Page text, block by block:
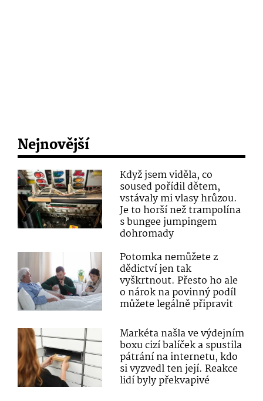
Nejnovější
Když jsem viděla, co
soused pořídil dětem,
vstávaly mi vlasy hrůzou.
Je to horší než trampolína
s bungee jumpingem
dohromady
Potomka nemůžete z
dědictví jen tak
vyškrtnout. Přesto ho ale
o nárok na povinný podíl
můžete legálně připravit
Markéta našla ve výdejním
boxu cizí balíček a spustila
pátrání na internetu, kdo
si vyzvedl ten její. Reakce
lidí byly překvapivé